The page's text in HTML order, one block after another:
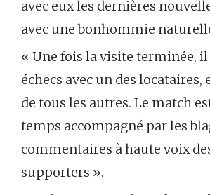
avec eux les dernières
avec une bonhommie
« Une fois la visite terminée,
échecs avec un des locataires,
de tous les autres. Le match
temps accompagné par les
commentaires à haute voix
supporters ».